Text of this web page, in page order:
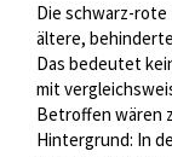
Die schwarz-
ältere,
Das bedeutet
mit
Betroffen wären
Hintergrund: In